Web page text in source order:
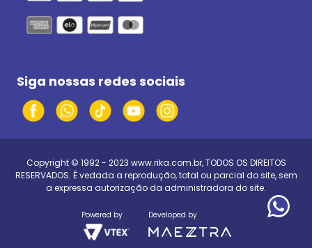
Siga nossas redes sociais
Copyright © 1992 - 2023 www.rika.com.br, TODOS OS DIREITOS
RESERVADOS. É vedada a reprodução, total ou parcial do site, sem
a expressa autorização da administradora do site.
Powered by Developed by